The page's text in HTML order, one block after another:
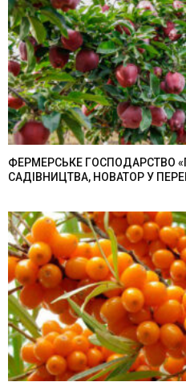
ФЕРМЕРСЬКЕ ГОСПОДАРСТВО
САДІВНИЦТВА, НОВАТОР У